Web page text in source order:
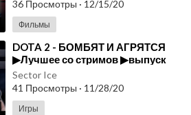
36 Просмотры · 12/15/20
Фильмы
⁣DOTA 2 - БОМБЯТ И АГРЯТСЯ
▶Лучшее со стримов ▶выпуск
#15
Sector Ice
41 Просмотры · 11/28/20
Игры